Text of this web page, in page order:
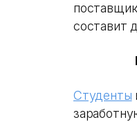
составит
Студенты